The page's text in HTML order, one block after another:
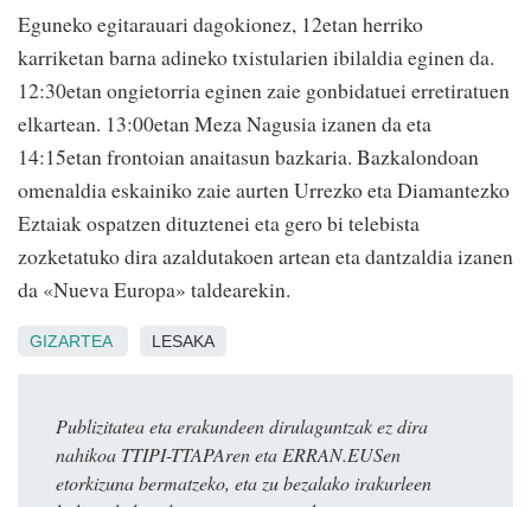
Eguneko egitarauari dagokionez, 12etan herriko
karriketan barna adineko txistularien ibilaldia eginen da.
12:30etan ongietorria eginen zaie gonbidatuei erretiratuen
elkartean. 13:00etan Meza Nagusia izanen da eta
14:15etan frontoian anaitasun bazkaria. Bazkalondoan
omenaldia eskainiko zaie aurten Urrezko eta Diamantezko
Eztaiak ospatzen dituztenei eta gero bi telebista
zozketatuko dira azaldutakoen artean eta dantzaldia izanen
da «Nueva Europa» taldearekin.
GIZARTEA LESAKA
Publizitatea eta erakundeen dirulaguntzak ez dira
nahikoa TTIPI-TTAPAren eta ERRAN.EUSen
etorkizuna bermatzeko, eta zu bezalako irakurleen